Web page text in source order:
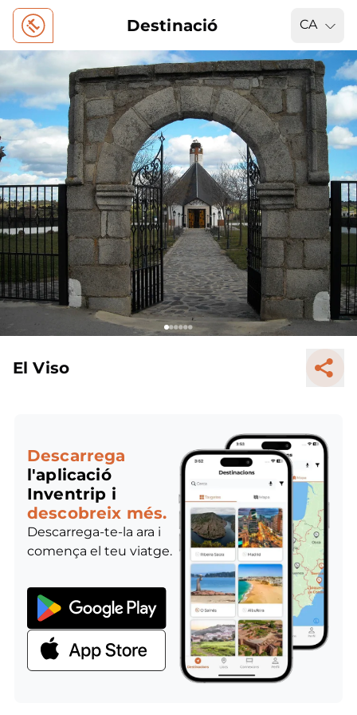
Destinació CA
El Viso
Descarrega
l'aplicació
Inventrip i
descobreix més.
Descarrega-te-la ara i
comença el teu viatge.